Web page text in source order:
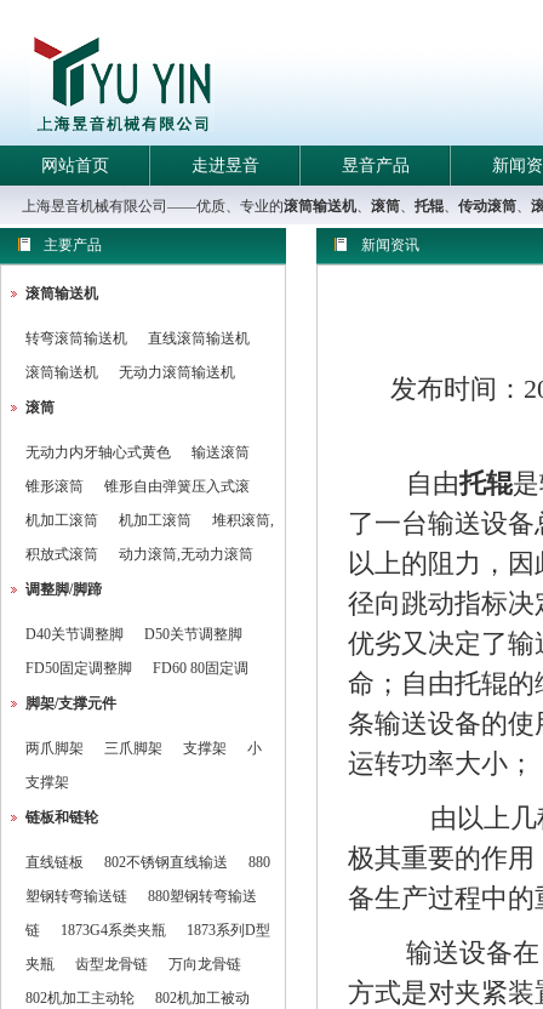
网站首页 走进昱音 昱音产品 新闻
上海昱音机械有限公司——优质、专业的滚筒输送机、 滚筒、 托辊、 传动滚筒、
主要产品
滚筒输送机
转弯滚筒输送机
直线滚筒输送机
滚筒输送机
无动力滚筒输送机
滚筒
无动力内牙轴心式黄色
输送滚筒
锥形滚筒
锥形自由弹簧压入式滚
机加工滚筒
机加工滚筒
堆积滚筒,
积放式滚筒
动力滚筒,无动力滚筒
调整脚/脚蹄
D40关节调整脚
D50关节调整脚
FD50固定调整脚
FD60 80固定调
脚架/支撑元件
两爪脚架 三爪脚架 支撑架
小
支撑架
链板和链轮
直线链板 802不锈钢直线输送
880
塑钢转弯输送链
880塑钢转弯输送
链
1873G4系类夹瓶
1873系列D型
夹瓶
齿型龙骨链
万向龙骨链
802机加工主动轮
802机加工被动
新闻资讯
发布时间
自由托辊
了一台输送设
以上的阻力，
径向跳动指标
优劣又决定了
命；自由托辊
条输送设备的
运转功率大小；
由以上几种
极其重要的作
备生产过程中的
输送设备在
方式是对夹紧